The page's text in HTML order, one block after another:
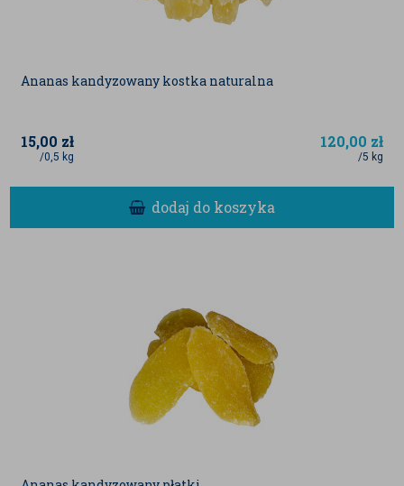
Ananas kandyzowany kostka naturalna
15,00 zł
/0,5 kg
120,00 zł
/5 kg
dodaj do koszyka